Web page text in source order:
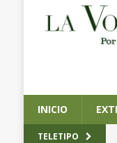
INICIO
TELETIPO